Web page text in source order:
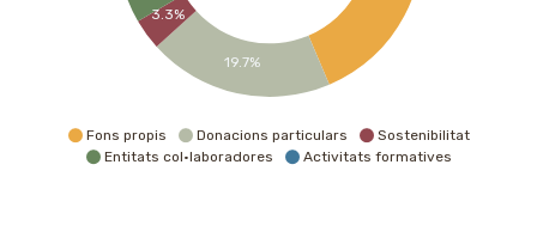
Fons propis Donacions particulars
Sostenibilitat
Entitats col·laboradores
Activitats formatives
19.7%
3.3%